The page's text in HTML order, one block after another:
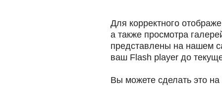
Для корректного
а также просмотра
представлены на нашем
ваш Flash player до
Вы можете сделать это